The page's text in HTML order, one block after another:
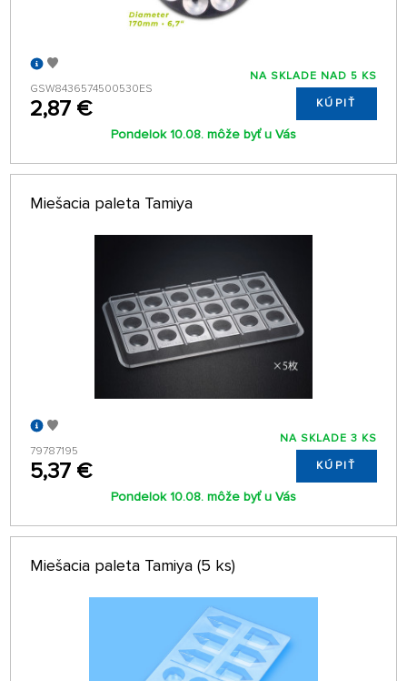
GSW8436574500530ES
2,87 €
NA SKLADE NAD 5 KS
KÚPIŤ
Pondelok 10.08. môže byť u Vás
Miešacia paleta Tamiya
79787195
5,37 €
NA SKLADE 3 KS
KÚPIŤ
Pondelok 10.08. môže byť u Vás
Miešacia paleta Tamiya (5 ks)